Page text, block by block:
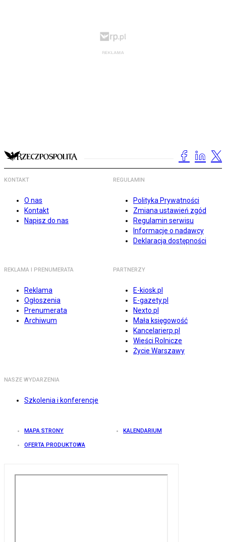
KONTAKT
O nas
Kontakt
Napisz do nas
REGULAMIN
Polityka Prywatności
Zmiana ustawień zgód
Regulamin serwisu
Informacje o nadawcy
Deklaracja dostępności
REKLAMA I PRENUMERATA
Reklama
Ogłoszenia
Prenumerata
Archiwum
PARTNERZY
E-kiosk.pl
E-gazety.pl
Nexto.pl
Mała księgowość
Kancelarierp.pl
Wieści Rolnicze
Życie Warszawy
NASZE WYDARZENIA
Szkolenia i konferencje
MAPA STRONY KALENDARIUM
OFERTA PRODUKTOWA